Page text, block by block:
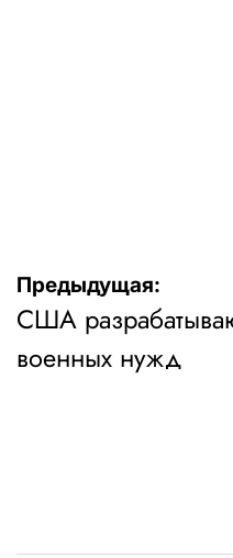
Навигация
по
записям
Предыдущая:
США
военных нужд